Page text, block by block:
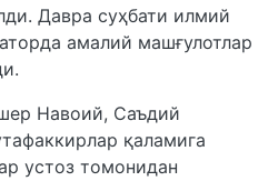
Давра суҳбати илмий
амалий машғулотлар
Навоий, Саъдий
қаламига
устоз томонидан